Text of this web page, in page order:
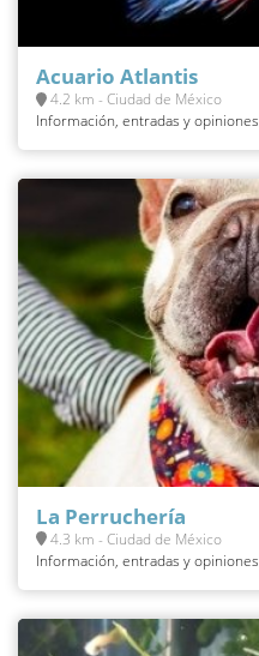
Acuario Atlantis
4.2 km - Ciudad de México
Información, entradas y opiniones
La Perruchería
4.3 km - Ciudad de México
Información, entradas y opiniones